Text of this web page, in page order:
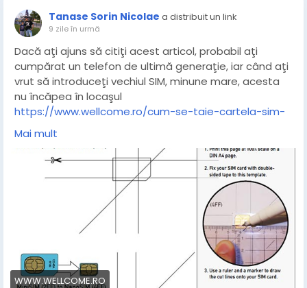
De-a lungul timpului, blogul s-a consolidat ca o sursă
de încredere de informații pentru utilizatori, oferind nu
doar sfaturi și soluții practice, dar și o gamă largă de
resurse gratuite care pot fi folosite legal, contribuind
astfel la dezvoltarea și îmbunătățirea experienței IT a
comunității.
https://softinfo.ro/
Tanase Sorin Nicolae a distribuit un link
9 zile în urmă
Dacă aţi ajuns să citiţi acest articol, probabil aţi
cumpărat un telefon de ultimă generaţie, iar când aţi
vrut să introduceţi vechiul SIM, minune mare, acesta
nu încăpea în locaşul
https://www.wellcome.ro/cum-se-taie-cartela-sim-
pentru-a-obtine-microsim-sau-nanosim
Mai mult
WWW.WELLCOME.RO